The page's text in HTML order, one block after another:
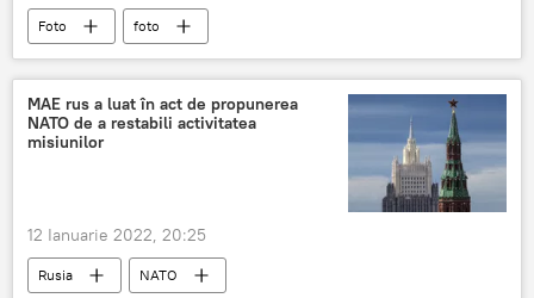
Foto foto
MAE rus a luat în act de propunerea
NATO de a restabili activitatea
misiunilor
12 Ianuarie 2022, 20:25
Rusia
NATO